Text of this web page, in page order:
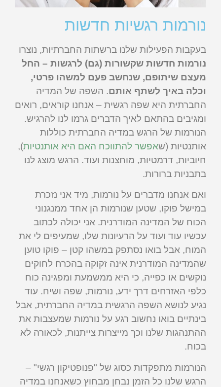
נורמות רגשיות חדשות
בעקבות הפעילות שלנו ברשתות החברתיות, נוצרו
נורמות חדשות שקשורות (גם) לרגשות – החל
מעצם שיתופם, שנחשב פעם למשהו פרטי,
וכלה באיך לשתף אותם. השפה של המדיה
החברתית היא שפה רגשית – אנחנו קוראים, רואים
ומגיבים בהתאם לאיך הדברים גרמו לנו להרגיש.
הנורמות של הרגש במדיה החברתית כוללות
אותנטיות (שאפשר להתווכח האם היא אותנטיות),
חיוביות, דרמטיות, מוחצנות ועוד. הרגש מוצג לנו
בתבניות ברורות.
ואם אנחנו מדברים על נורמות, מיד אני נזכרת
במישל פוקו, שטען שנורמות הן אחד ממנגנוני
הכוח של המדינה המודרנית. אני יכולה לכתוב
עכשיו עוד ועוד על הרעיונות שלו, שמעיפים לי את
המוח, אבל בואו נסתפק במשהו קטן – פוקו טוען
שהמדינה המודרנית אינה זקוקה בהכרח לחוקים
נוקשים או כפייה, כי היא ממשמעת ומפגינה כוח
כלפי האזרחים דרך ידע, נורמות, שפה ושיח. עוד
נגיע לנושא השפה הרגשית במדיה החברתית, אבל
בינתיים בואו נחשוב רגע על נורמות שמעצבות את
ההתנהגות שלנו וכך מייצרות צייתנות, לכאורה לא
בכוח.
הנורמות מתפקדות כסוג של "פנופטיקון רגשי" –
הרגש שלנו כל הזמן נבחן מבחוץ כשאנחנו במדיה